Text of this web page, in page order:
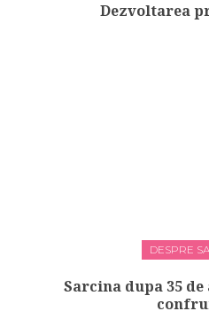
Dezvoltarea
DESPRE
Sarcina dupa 35